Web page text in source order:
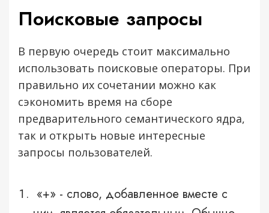
Поисковые запросы
В первую очередь стоит максимально
использовать поисковые операторы. При
правильно их сочетании можно как
сэкономить время на сборе
предварительного семантического ядра,
так и открыть новые интересные
запросы пользователей.
«+» - слово, добавленное вместе с